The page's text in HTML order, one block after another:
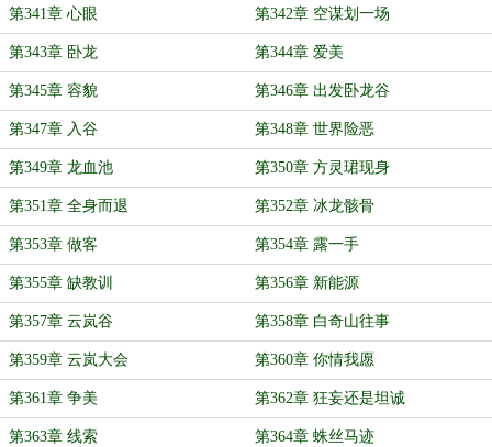
第341章 心眼 第342章 空谋划一场
第343章 卧龙 第344章 爱美
第345章 容貌 第346章 出发卧龙谷
第347章 入谷 第348章 世界险恶
第349章 龙血池 第350章 方灵珺现身
第351章 全身而退 第352章 冰龙骸骨
第353章 做客 第354章 露一手
第355章 缺教训 第356章 新能源
第357章 云岚谷 第358章 白奇山往事
第359章 云岚大会 第360章 你情我愿
第361章 争美 第362章 狂妄还是坦诚
第363章 线索 第364章 蛛丝马迹